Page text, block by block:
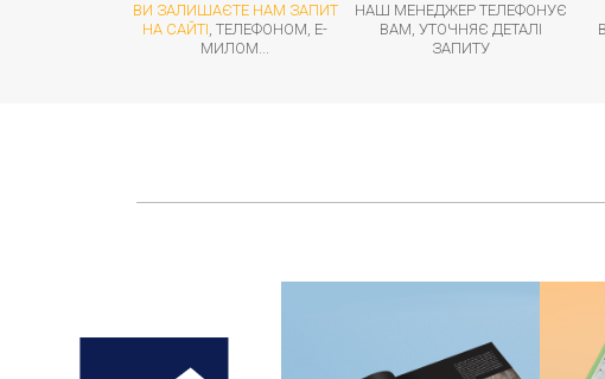
ВИ ЗАЛИШАЄТЕ НАМ ЗАПИТ
НА САЙТІ, ТЕЛЕФОНОМ, Е-
МИЛОМ...
НАШ МЕНЕДЖЕР ТЕЛЕФОНУЄ
ВАМ, УТОЧНЯЄ ДЕТАЛІ
ЗАПИТУ